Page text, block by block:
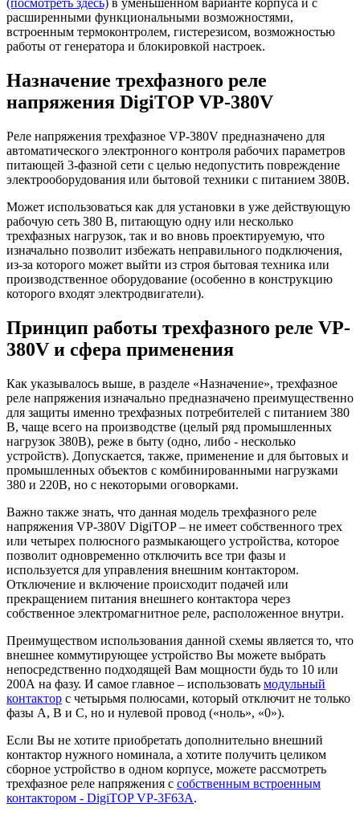
расширенными функциональными возможностями,
встроенным термоконтролем, гистерезисом, возможностью
работы от генератора и блокировкой настроек.
Назначение трехфазного реле
напряжения DigiTOP VP-380V
Реле напряжения трехфазное VP-380V предназначено для
автоматического электронного контроля рабочих параметров
питающей 3-фазной сети с целью недопустить повреждение
электрооборудования или бытовой техники с питанием 380В.
Может использоваться как для установки в уже действующую
рабочую сеть 380 В, питающую одну или несколько
трехфазных нагрузок, так и во вновь проектируемую, что
изначально позволит избежать неправильного подключения,
из-за которого может выйти из строя бытовая техника или
производственное оборудование (особенно в конструкцию
которого входят электродвигатели).
Принцип работы трехфазного реле VP-
380V и сфера применения
Как указывалось выше, в разделе «Назначение», трехфазное
реле напряжения изначально предназначено преимущественно
для защиты именно трехфазных потребителей с питанием 380
В, чаще всего на производстве (целый ряд промышленных
нагрузок 380В), реже в быту (одно, либо - несколько
устройств). Допускается, также, применение и для бытовых и
промышленных объектов с комбинированными нагрузками
380 и 220В, но с некоторыми оговорками.
Важно также знать, что данная модель трехфазного реле
напряжения VP-380V DigiTOP – не имеет собственного трех
или четырех полюсного размыкающего устройства, которое
позволит одновременно отключить все три фазы и
используется для управления внешним контактором.
Отключение и включение происходит подачей или
прекращением питания внешнего контактора через
собственное электромагнитное реле, расположенное внутри.
Преимуществом использования данной схемы является то, что
внешнее коммутирующее устройство Вы можете выбрать
непосредственно подходящей Вам мощности будь то 10 или
200А на фазу. И самое главное – использовать модульный
контактор с четырьмя полюсами, который отключит не только
фазы А, В и С, но и нулевой провод («ноль», «0»).
Если Вы не хотите приобретать дополнительно внешний
контактор нужного номинала, а хотите получить целиком
сборное устройство в одном корпусе, можете рассмотреть
трехфазное реле напряжения с собственным встроенным
контактором - DigiTOP VP-3F63A.